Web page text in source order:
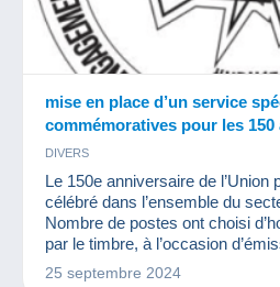
mise en place d’un service
commémoratives pour les 150
DIVERS
Le 150e anniversaire de l’Union
célébré dans l’ensemble du
Nombre de postes ont choisi
par le timbre, à l’occasion
commémoratives dédiées.
25 septembre 2024